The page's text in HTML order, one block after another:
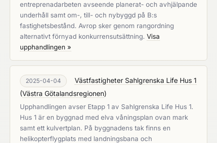
entreprenadarbeten avseende planerat- och avhjälpande
underhåll samt om-, till- och nybyggd på B:s
fastighetsbestånd. Avrop sker genom rangordning
alternativt förnyad konkurrensutsättning. Visa
upphandlingen »
2025-04-04
Västfastigheter Sahlgrenska Life Hus 1
(Västra Götalandsregionen)
Upphandlingen avser Etapp 1 av Sahlgrenska Life Hus 1.
Hus 1 är en byggnad med elva våningsplan ovan mark
samt ett kulvertplan. På byggnadens tak finns en
helikopterflygplats med landningsbana och